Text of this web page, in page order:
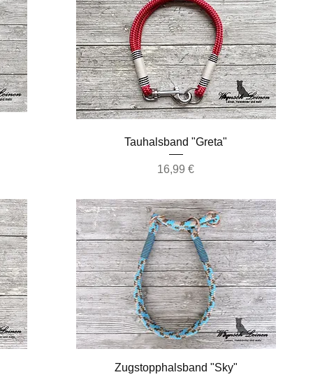
Schnellansicht
Tauhalsband "Greta"
Preis
16,99 €
Schnellansicht
Zugstopphalsband "Sky"